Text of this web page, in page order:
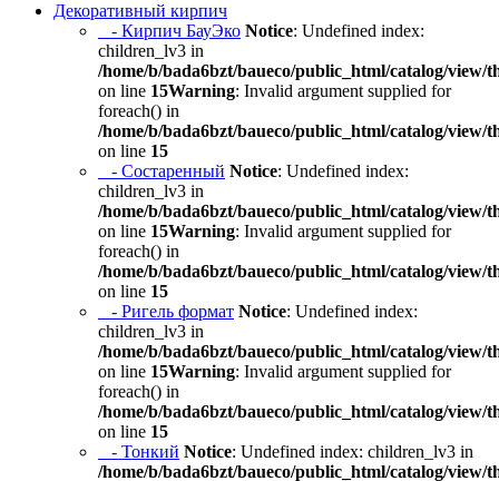
Декоративный кирпич
- Кирпич БауЭко Notice: Undefined index:
children_lv3 in
/home/b/bada6bzt/baueco/public_html/catalog/view/
on line 15Warning: Invalid argument supplied for
foreach() in
/home/b/bada6bzt/baueco/public_html/catalog/view/
on line 15
- Состаренный Notice: Undefined index:
children_lv3 in
/home/b/bada6bzt/baueco/public_html/catalog/view/
on line 15Warning: Invalid argument supplied for
foreach() in
/home/b/bada6bzt/baueco/public_html/catalog/view/
on line 15
- Ригель формат Notice: Undefined index:
children_lv3 in
/home/b/bada6bzt/baueco/public_html/catalog/view/
on line 15Warning: Invalid argument supplied for
foreach() in
/home/b/bada6bzt/baueco/public_html/catalog/view/
on line 15
- Тонкий Notice: Undefined index: children_lv3 in
/home/b/bada6bzt/baueco/public_html/catalog/view/